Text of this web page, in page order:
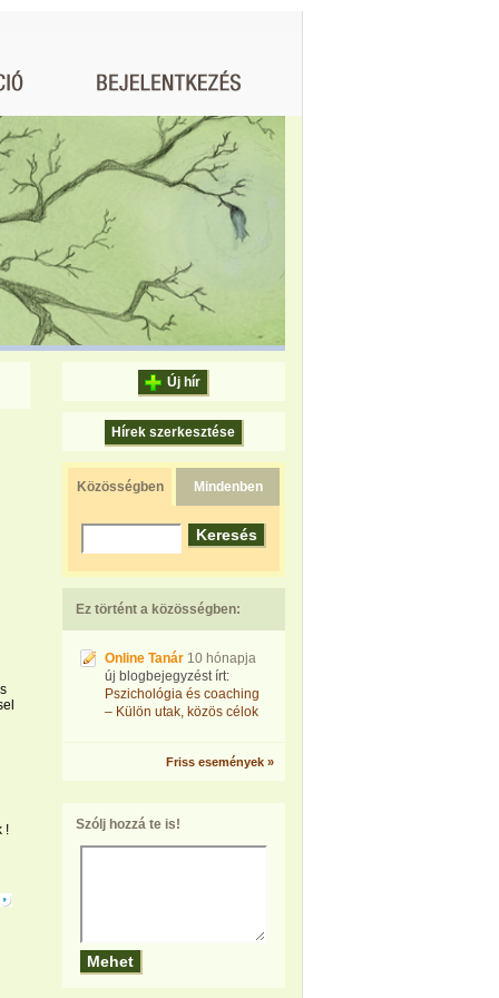
!
Új hír
Hírek szerkesztése
Közösségben Mindenben
Ez történt a közösségben:
Online Tanár 10 hónapja
új blogbejegyzést írt:
Pszichológia és coaching
– Külön utak, közös célok
Friss események »
Szólj hozzá te is!